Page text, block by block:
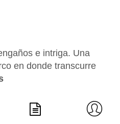
e intriga. Una
en donde transcurre